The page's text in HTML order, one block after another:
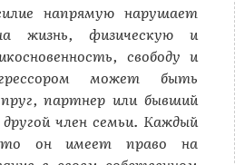
напрямую нарушает
жизнь, физическую и
свободу и
может быть
партнер или бывший
член семьи. Каждый
он имеет право на